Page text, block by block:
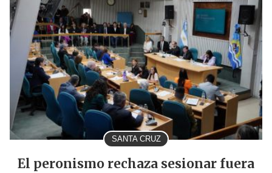
SANTA CRUZ
El peronismo rechaza sesionar fuera